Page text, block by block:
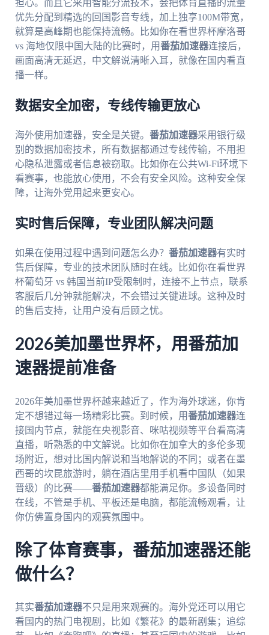
担心。而且它采用智能分流技术，会把体育直播的流量
优先分配到精选的回国影音专线，加上独享100M带宽，
就算是高峰期也能保持流畅。比如你在看世界杯摩洛哥
vs 海地仅限中国大陆的比赛时，用番茄加速器连接后，
画面高清无延迟，中文解说清晰入耳，就像在国内看直
播一样。
数据安全加密，专线传输更放心
海外使用加速器，安全是关键。 番茄加速器采用银行级
别的数据加密技术，所有数据都通过专线传输，不用担
心隐私泄露或者信息被窃取。比如你在公共Wi-Fi环境下
看赛事，也能放心使用，不会有安全风险。这种安全保
障，让海外党用起来更安心。
实时售后保障，专业团队解决问题
如果在使用过程中遇到问题怎么办？ 番茄加速器有实时
售后保障，专业的技术团队随时在线。比如你在看世界
杯葡萄牙 vs 韩国当前IP受限制时，连接不上节点，联系
客服后几分钟就能解决，不会错过关键进球。这种及时
的售后支持，让用户没有后顾之忧。
2026美加墨世界杯，用番茄加
速器提前准备
2026年美加墨世界杯越来越近了，作为海外球迷，你肯
定不想错过每一场精彩比赛。到时候，用番茄加速器连
接国内节点，就能在央视影音、咪咕视频等平台看高清
直播，听熟悉的中文解说。比如你在加拿大的多伦多现
场附近，想对比国内解说和当地解说的不同；或者在墨
西哥的坎昆旅游时，躺在酒店里用手机看中国队（如果
晋级）的比赛——番茄加速器都能满足你。多设备同时
在线，不管是手机、平板还是电脑，都能流畅观看，让
你仿佛置身国内的观赛氛围中。
除了体育赛事，番茄加速器还能
做什么？
其实番茄加速器不只是用来观赛的。海外党还可以用它
看国内的热门电视剧，比如《繁花》的最新剧集；追综